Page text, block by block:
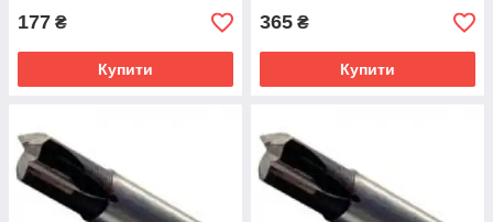
177 ₴
Купити
365 ₴
Купити